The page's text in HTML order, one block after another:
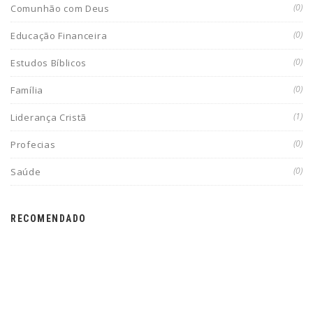
Comunhão com Deus (0)
Educação Financeira (0)
Estudos Bíblicos (0)
Família (0)
Liderança Cristã (1)
Profecias (0)
Saúde (0)
RECOMENDADO